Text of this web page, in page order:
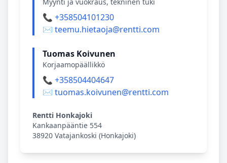
📞 +358504101230
✉️ teemu.hietaoja@rentti.com
Tuomas Koivunen
Korjaamopäällikkö
📞 +358504404647
✉️ tuomas.koivunen@rentti.com
Rentti Honkajoki
Kankaanpääntie 554
38920 Vatajankoski (Honkajoki)